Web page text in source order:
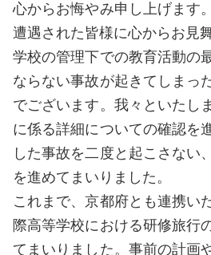
心からお悔やみ申し上げます
遭遇された皆様に心からお見
学校の管理下での教育活動の
ならない事故が起きてしまっ
でございます。我々といたし
に係る詳細についての確認を
した事故を二度と起こさない
を進めてまいりました。
これまで、京都府とも連携い
際高等学校における研修旅行
てまいりました。事前の計画